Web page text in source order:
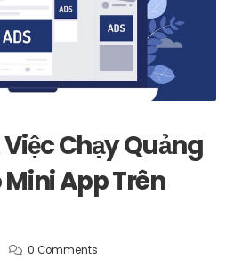
Chạy Quảng
App Trên
0 Comments